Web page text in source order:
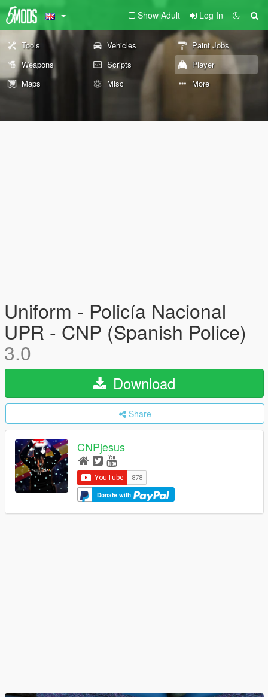
Show Adult Log In
Tools Vehicles
Paint Jobs
Weapons
Scripts
Player
Maps
Misc More
Uniform - Policía Nacional
UPR - CNP (Spanish Police)
3.0
Download
Share
CNPjesus
Donate with